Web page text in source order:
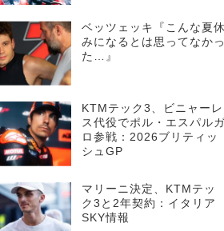
ベッツェッキ『こんな夏休
みになるとは思ってなかっ
た…』
KTMテック3、ビニャーレ
ス代役でポル・エスパル
ロ参戦：2026ブリティッ
シュGP
マリーニ決定、KTMテッ
ク3と2年契約：イタリア
SKY情報